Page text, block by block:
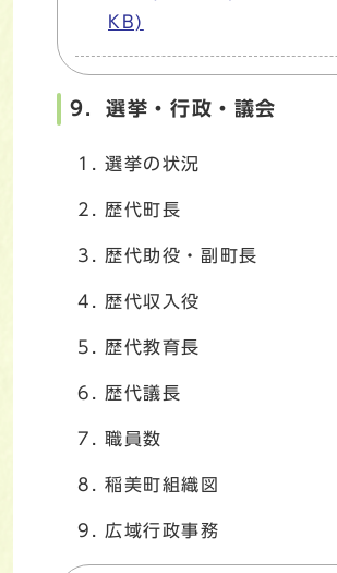
KB)
9．選挙・行政・議会
選挙の状況
歴代町長
歴代助役・副町長
歴代収入役
歴代教育長
歴代議長
職員数
稲美町組織図
広域行政事務